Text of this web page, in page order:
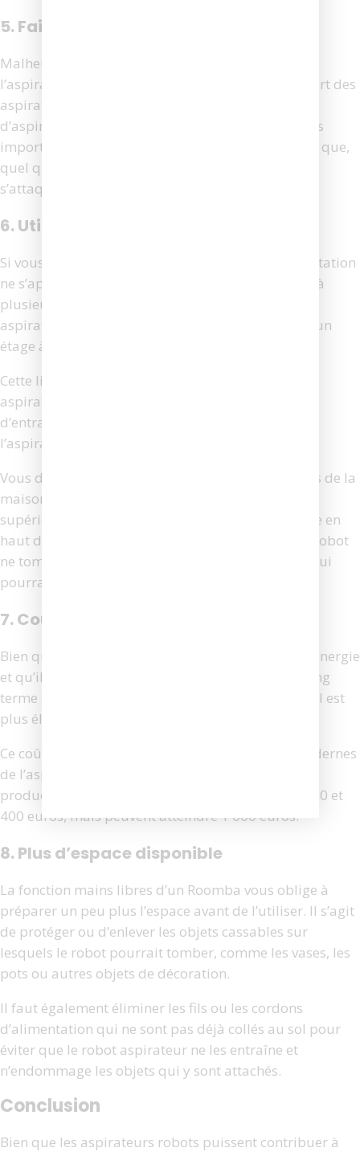
5. Faible puissance d’aspiration
Malheureusement, la puissance d’aspiration de
l’aspirateur robot est inférieure à celle de la plupart des
aspirateurs verticaux. Cette faible puissance
d’aspiration peut poser problème en cas de dégâts
importants ou de tapis épais. Vous voulez être sûr que,
quel que soit l’appareil que vous utilisez, il peut
s’attaquer à tous les travaux de nettoyage.
6. Utilisation sur un seul étage
Si vous avez une maison à un seul étage, cette limitation
ne s’applique pas à vous. Cependant, les maisons à
plusieurs étages présentent un dilemme pour un
aspirateur robot. L’appareil ne peut pas passer d’un
étage à l’autre sans aide.
Cette limitation implique la nécessité d’avoir un
aspirateur robot pour chaque étage afin d’éviter
d’entraver la commodité de déplacer vous-même
l’aspirateur robot d’un étage à l’autre.
Vous devez également faire attention aux escaliers de la
maison si l’aspirateur robot se trouve à un niveau
supérieur. Vous devrez peut-être fixer une barrière en
haut de vos escaliers pour éviter que l’aspirateur robot
ne tombe accidentellement dans les escaliers, ce qui
pourrait endommager l’appareil.
7. Coût initial plus élevé
Bien que l’aspirateur robot soit plus économe en énergie
et qu’il vous permette de faire des économies à long
terme sur votre facture d’électricité, son coût initial est
plus élevé que celui d’un aspirateur balai.
Ce coût plus élevé est dû aux caractéristiques modernes
de l’aspirateur robot qui augmentent le coût de
production. Les coûts habituels se situent entre 200 et
400 euros, mais peuvent atteindre 1 000 euros.
8. Plus d’espace disponible
La fonction mains libres d’un Roomba vous oblige à
préparer un peu plus l’espace avant de l’utiliser. Il s’agit
de protéger ou d’enlever les objets cassables sur
lesquels le robot pourrait tomber, comme les vases, les
pots ou autres objets de décoration.
Il faut également éliminer les fils ou les cordons
d’alimentation qui ne sont pas déjà collés au sol pour
éviter que le robot aspirateur ne les entraîne et
n’endommage les objets qui y sont attachés.
Conclusion
Bien que les aspirateurs robots puissent contribuer à